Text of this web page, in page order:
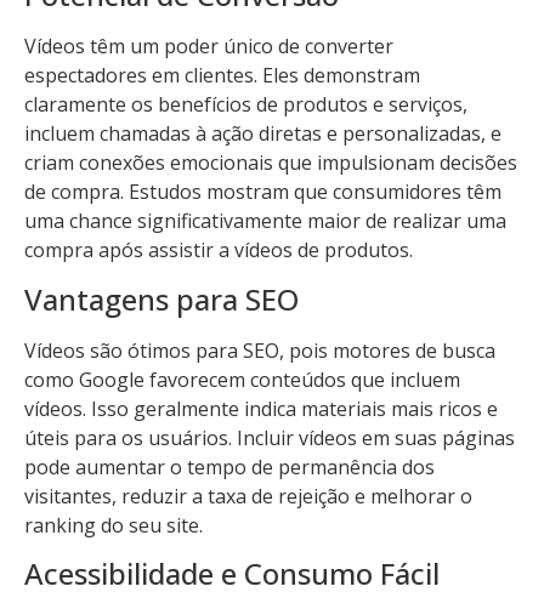
Vídeos têm um poder único de converter
espectadores em clientes. Eles demonstram
claramente os benefícios de produtos e serviços,
incluem chamadas à ação diretas e personalizadas, e
criam conexões emocionais que impulsionam decisões
de compra. Estudos mostram que consumidores têm
uma chance significativamente maior de realizar uma
compra após assistir a vídeos de produtos.
Vantagens para SEO
Vídeos são ótimos para SEO, pois motores de busca
como Google favorecem conteúdos que incluem
vídeos. Isso geralmente indica materiais mais ricos e
úteis para os usuários. Incluir vídeos em suas páginas
pode aumentar o tempo de permanência dos
visitantes, reduzir a taxa de rejeição e melhorar o
ranking do seu site.
Acessibilidade e Consumo Fácil